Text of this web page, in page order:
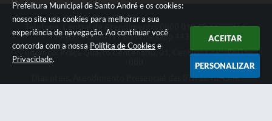
Prefeitura Municipal de Santo André e os cookies:
nosso site usa cookies para melhorar a sua
experiência de navegação. Ao continuar você
concorda com a nossa Política de Cookies e
Privacidade.
ACEITAR
PERSONALIZAR
Telefone: Central de Atendimento: 0800 019 19 44 ou 156
PABX: 4433-0111 ou Whatsapp 4433-0123
Endereço: Praça Quarto Centenário, 01, Centro | CEP: 09015-
Dias úteis, Atendimento Presencial das 07h as 18:45he